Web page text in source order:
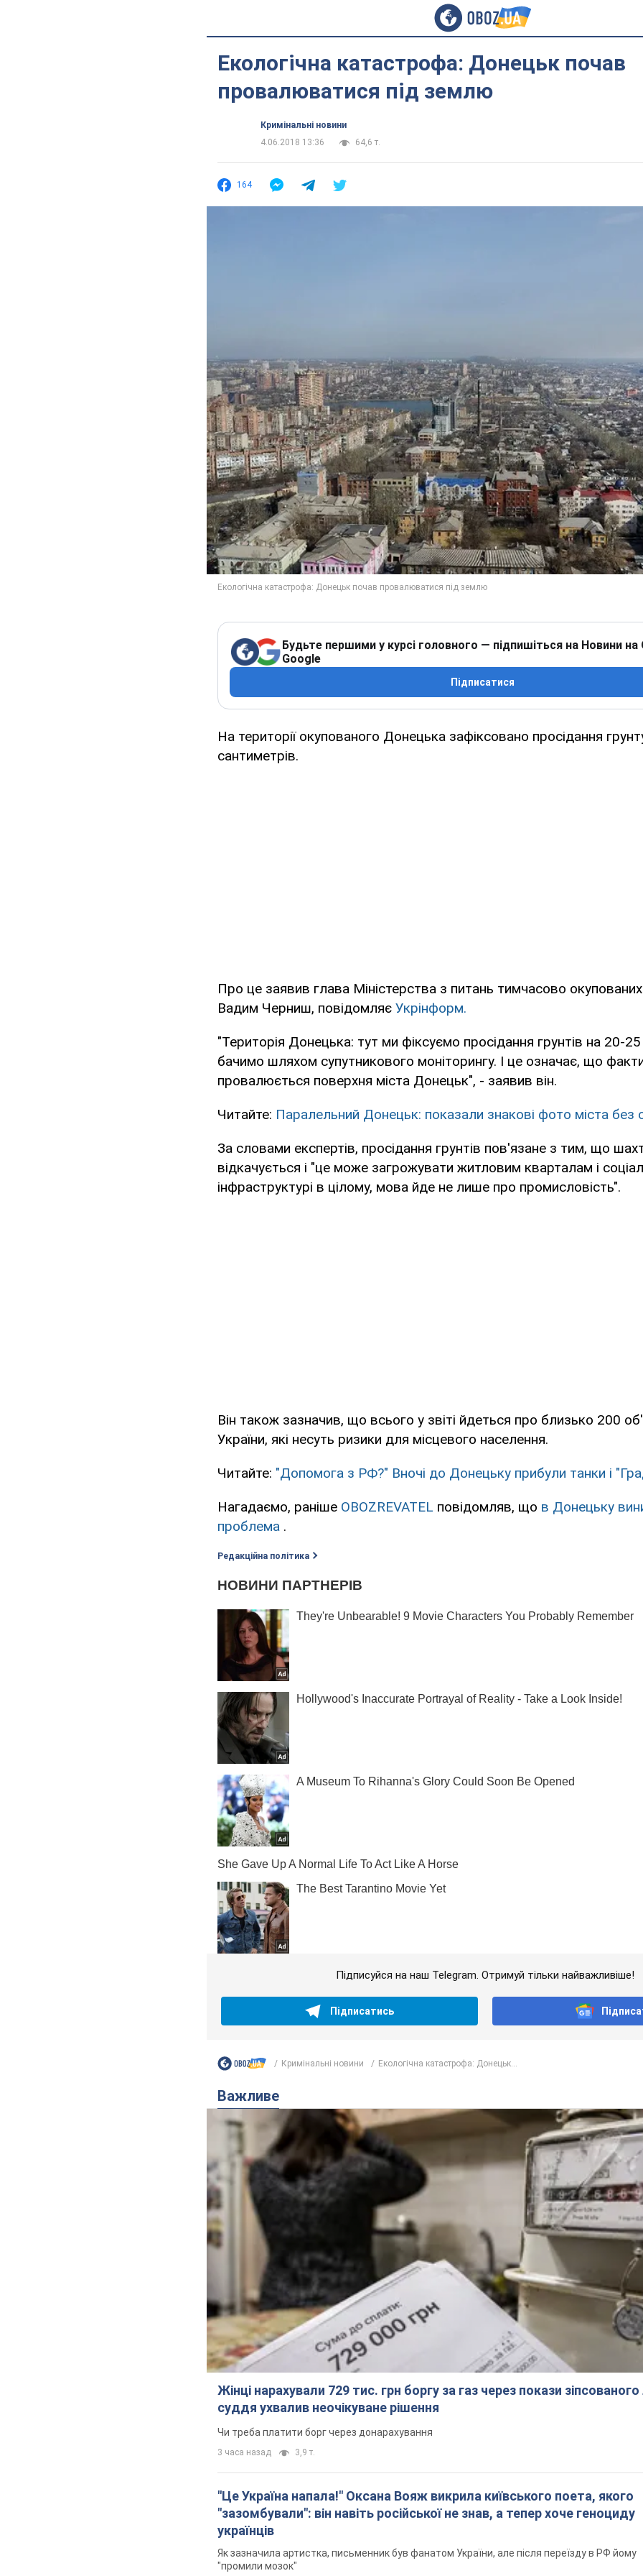
Екологічна катастрофа: Донецьк почав
провалюватися під землю
Кримінальні новини
4.06.2018 13:36
64,6 т.
164
Будьте першими у курсі головного — підпишіться на Новини на
Google
Підписатися
На території окупованого Донецька зафіксовано просідання
сантиметрів.
Про це заявив глава Міністерства з питань тимчасово
Вадим Черниш, повідомляє Укрінформ.
"Територія Донецька: тут ми фіксуємо просідання грунтів на 20-
бачимо шляхом супутникового моніторингу. І це означає, що
провалюється поверхня міста Донецьк", - заявив він.
Читайте: Паралельний Донецьк: показали знакові фото міста без
За словами експертів, просідання грунтів пов'язане з тим, що
відкачується і "це може загрожувати житловим кварталам і
інфраструктурі в цілому, мова йде не лише про промисловість".
Він також зазначив, що всього у звіті йдеться про близько 200
України, які несуть ризики для місцевого населення.
Читайте: "Допомога з РФ?" Вночі до Донецьку прибули танки і
Нагадаємо, раніше OBOZREVATEL повідомляв, що в Донецьку
проблема .
Редакційна політика
Підписуйся на наш Telegram. Отримуй тільки найважливіше!
Підписатись
Кримінальні новини Екологічна катастрофа: Донецьк...
Важливе
Жінці нарахували 729 тис. грн боргу за газ через покази
суддя ухвалив неочікуване рішення
Чи треба платити борг через донарахування
3 часа назад 3,9 т.
"Це Україна напала!" Оксана Вояж викрила київського поета, якого
"зазомбували": він навіть російської не знав, а тепер хоче геноциду
українців
Як зазначила артистка, письменник був фанатом України, але після переїзду в РФ йому
"промили мозок"